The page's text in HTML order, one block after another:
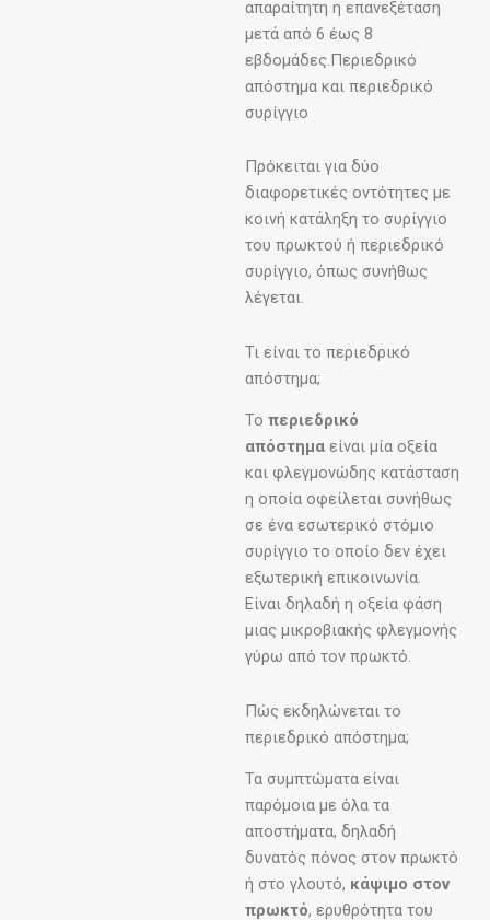
απαραίτητη η επανεξέταση
μετά από 6 έως 8
εβδομάδες.Περιεδρικό
απόστημα και περιεδρικό
συρίγγιο
Πρόκειται για δύο
διαφορετικές οντότητες με
κοινή κατάληξη το συρίγγιο
του πρωκτού ή περιεδρικό
συρίγγιο, όπως συνήθως
λέγεται.
Τι είναι το περιεδρικό
απόστημα;
Το περιεδρικό
απόστημα είναι μία οξεία
και φλεγμονώδης κατάσταση
η οποία οφείλεται συνήθως
σε ένα εσωτερικό στόμιο
συρίγγιο το οποίο δεν έχει
εξωτερική επικοινωνία.
Είναι δηλαδή η οξεία φάση
μιας μικροβιακής φλεγμονής
γύρω από τον πρωκτό.
Πώς εκδηλώνεται το
περιεδρικό απόστημα;
Τα συμπτώματα είναι
παρόμοια με όλα τα
αποστήματα, δηλαδή
δυνατός πόνος στον πρωκτό
ή στο γλουτό, κάψιμο στον
πρωκτό, ερυθρότητα του